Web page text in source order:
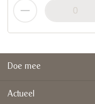
Doe mee
Actueel